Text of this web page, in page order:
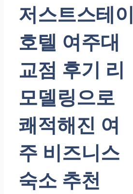
저스트스테이
호텔 여주대
교점 후기 리
모델링으로
쾌적해진 여
주 비즈니스
숙소 추천